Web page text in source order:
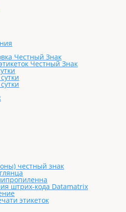
Честный Знак
Честный Знак
честный знак
штрих-кода Datamatrix
этикеток